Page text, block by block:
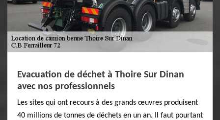
Evacuation de déchet à Thoire Sur Dinan
avec nos professionnels
Les sites qui ont recours à des grands œuvres produisent
40 millions de tonnes de déchets en un an. Il faut pourtant